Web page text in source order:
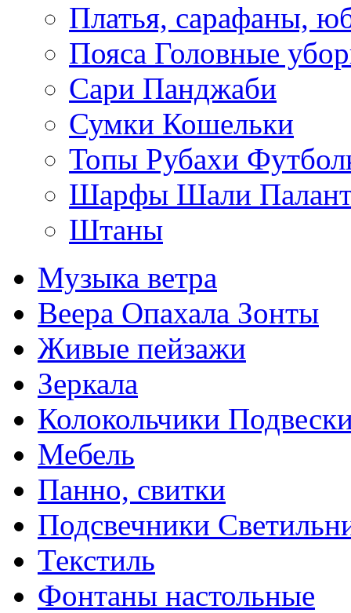
Платья, сарафаны,
Пояса Головные
Сари Панджаби
Сумки Кошельки
Топы Рубахи
Шарфы Шали
Штаны
Музыка ветра
Веера Опахала Зонты
Живые пейзажи
Зеркала
Колокольчики
Мебель
Панно, свитки
Подсвечники
Текстиль
Фонтаны настольные